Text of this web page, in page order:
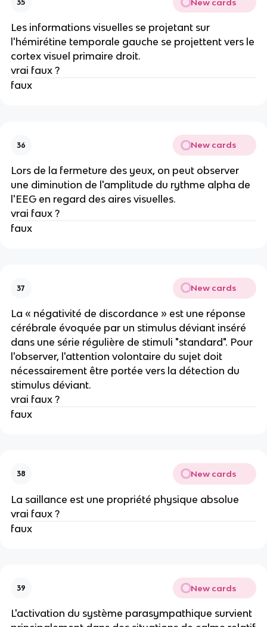
35 New cards
Les informations visuelles se projetant sur
l'hémirétine temporale gauche se projettent vers le
cortex visuel primaire droit.
vrai faux ?
faux
36 New cards
Lors de la fermeture des yeux, on peut observer
une diminution de l'amplitude du rythme alpha de
l'EEG en regard des aires visuelles.
vrai faux ?
faux
37 New cards
La « négativité de discordance » est une réponse
cérébrale évoquée par un stimulus déviant inséré
dans une série régulière de stimuli "standard". Pour
l'observer, l'attention volontaire du sujet doit
nécessairement être portée vers la détection du
stimulus déviant.
vrai faux ?
faux
38 New cards
La saillance est une propriété physique absolue
vrai faux ?
faux
39 New cards
L'activation du système parasympathique survient